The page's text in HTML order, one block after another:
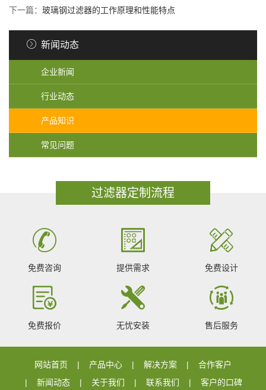
下一篇： 玻璃钢过滤器的工作原理和性能特点
新闻动态
企业新闻
行业动态
产品知识
常见问题
过滤器定制流程
免费咨询 提供需求 免费设计
免费报价 无忧安装 售后服务
网站首页 产品中心 解决方案
合作客户
新闻动态
关于我们 联系我们 客户的口碑